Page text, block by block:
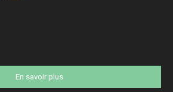
En savoir plus